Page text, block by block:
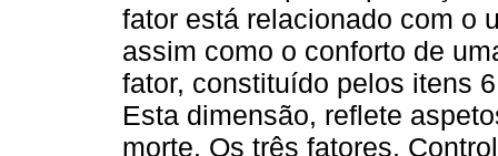
fator está relacionado com o
assim como o conforto de
fator, constituído pelos itens
Esta dimensão, reflete
morte. Os três fatores,